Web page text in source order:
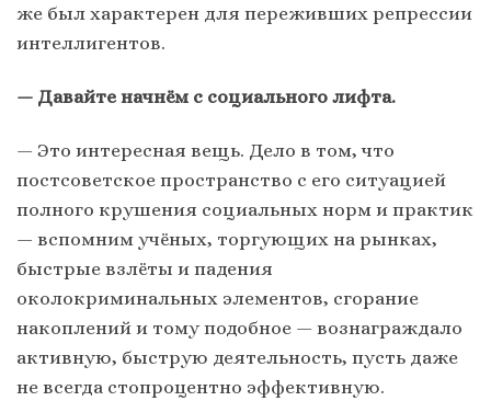
же был характерен для переживших репрессии
интеллигентов.
— Давайте начнём с социального лифта.
— Это интересная вещь. Дело в том, что
постсоветское пространство с его ситуацией
полного крушения социальных норм и практик
— вспомним учёных, торгующих на рынках,
быстрые взлёты и падения
околокриминальных элементов, сгорание
накоплений и тому подобное — вознаграждало
активную, быструю деятельность, пусть даже
не всегда стопроцентно эффективную.